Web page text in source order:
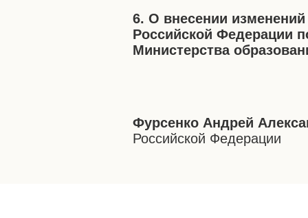
6. О внесении
Российской Федерации
Министерства
Фурсенко Андрей
Российской Федерации